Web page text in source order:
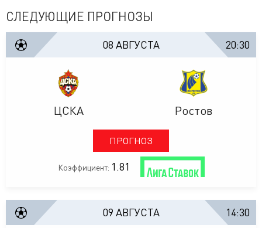
СЛЕДУЮЩИЕ ПРОГНОЗЫ
08 АВГУСТА 20:30
ЦСКА
ПРОГНОЗ
Ростов
Коэффициент: 1.81
09 АВГУСТА 14:30